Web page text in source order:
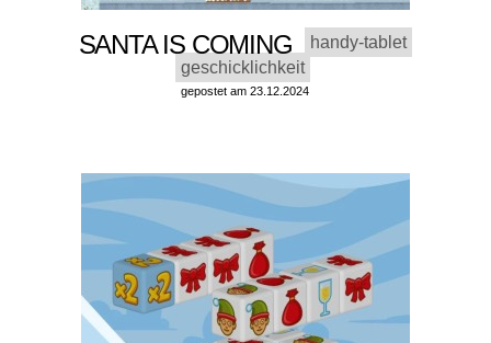
SANTA IS COMING
handy-tablet
geschicklichkeit
gepostet am 23.12.2024